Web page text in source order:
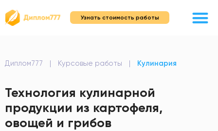
Узнать стоимость работы
Диплом777 | Курсовые работы | Кулинария
Технология кулинарной
продукции из картофеля,
овощей и грибов